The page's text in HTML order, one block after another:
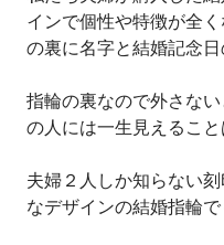
インで個性や特徴が全
の裏に名字と結婚記念日
指輪の裏なので外さな
の人には一生見えること
夫婦２人しか知らない
なデザインの結婚指輪で